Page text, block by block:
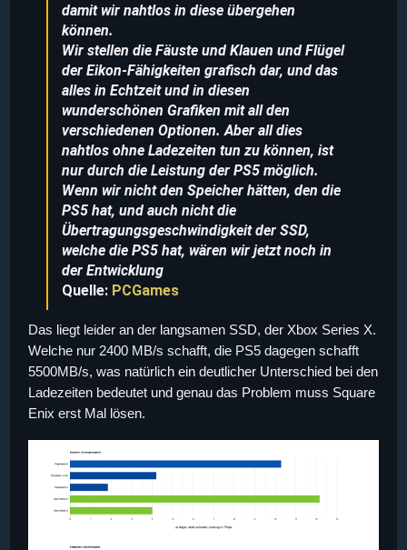
damit wir nahtlos in diese übergehen
können.
Wir stellen die Fäuste und Klauen und Flügel
der Eikon-Fähigkeiten grafisch dar, und das
alles in Echtzeit und in diesen
wunderschönen Grafiken mit all den
verschiedenen Optionen. Aber all dies
nahtlos ohne Ladezeiten tun zu können, ist
nur durch die Leistung der PS5 möglich.
Wenn wir nicht den Speicher hätten, den die
PS5 hat, und auch nicht die
Übertragungsgeschwindigkeit der SSD,
welche die PS5 hat, wären wir jetzt noch in
der Entwicklung
Quelle: PCGames
Das liegt leider an der langsamen SSD, der Xbox Series X.
Welche nur 2400 MB/s schafft, die PS5 dagegen schafft
5500MB/s, was natürlich ein deutlicher Unterschied bei den
Ladezeiten bedeutet und genau das Problem muss Square
Enix erst Mal lösen.